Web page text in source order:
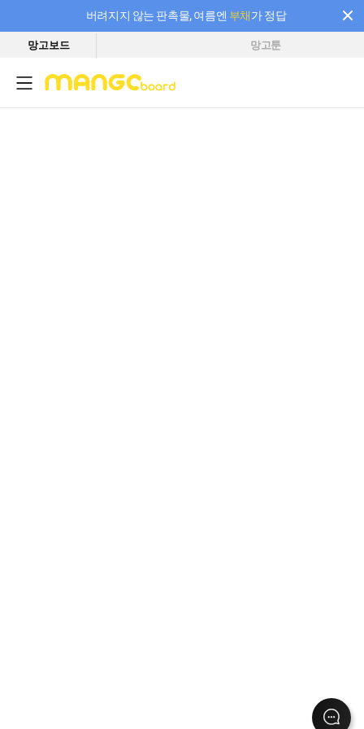
버려지지 않는 판촉물, 여름엔 부채가 정답
필요한 만큼 충전하고 끊김 없이 작업하세요! 새로워진 AI 부스터 요금제
망고보드 망고툰